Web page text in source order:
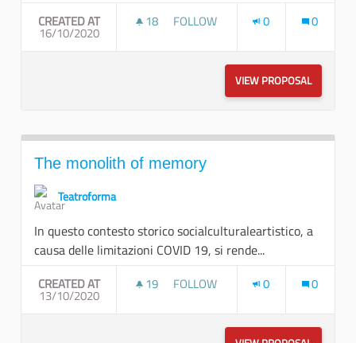
CREATED AT
16/10/2020
18 18 FOLLOWERS
FOLLOW 0 0
VIEW PROPOSALCARLO I
The monolith of memory
Teatroforma
In questo contesto storico socialculturaleartistico, a
causa delle limitazioni COVID 19, si rende...
CREATED AT
13/10/2020
19 19 FOLLOWERS
FOLLOW 0 0